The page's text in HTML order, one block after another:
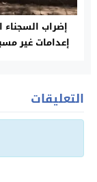
إعدامات غير مسبوقة:الأسبوع
التعليقات